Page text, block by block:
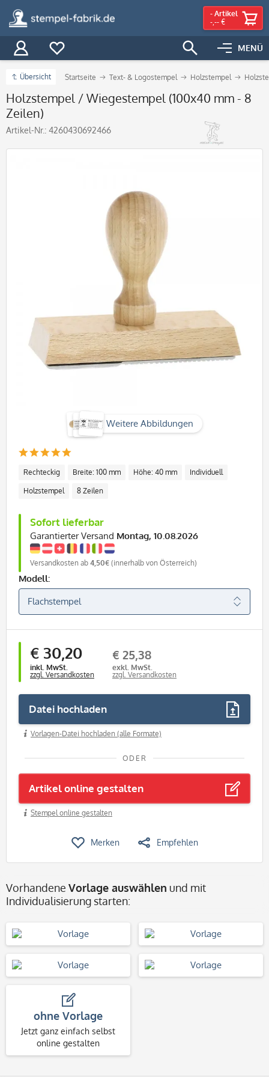
MENÜ
- Artikel
-,-- €
Übersicht Startseite Text- & Logostempel Holzstempel
Holzstempel / Wiegestempel (100x40 mm - 8
Zeilen)
Artikel-Nr.: 4260430692466
Weitere Abbildungen
Rechteckig Breite: 100 mm Höhe: 40 mm Individuell
Holzstempel 8 Zeilen
Sofort lieferbar
Garantierter Versand Montag, 10.08.2026
Versandkosten ab 4,50€ (innerhalb von Österreich)
Modell:
€ 30,20
inkl. MwSt.
zzgl. Versandkosten
€ 25,38
exkl. MwSt.
zzgl. Versandkosten
Datei hochladen
Vorlagen-Datei hochladen (alle Formate)
ODER
Artikel online gestalten
Stempel online gestalten
Merken Empfehlen
Vorhandene Vorlage auswählen und mit
Individualisierung starten:
ohne Vorlage
Jetzt ganz einfach selbst
online gestalten